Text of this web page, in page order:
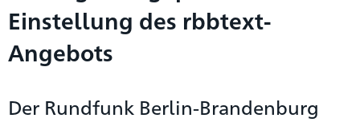
Einstellung des rbbtext-
Angebots
Der Rundfunk Berlin-Brandenburg